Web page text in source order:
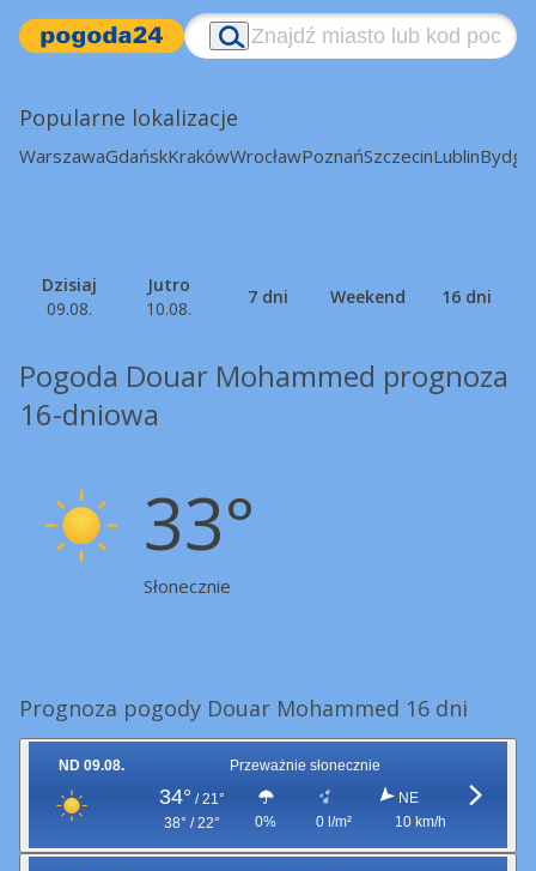
Popularne lokalizacje
WarszawaGdańskKrakówWrocławPoznańSzczecinLublin
Dzisiaj
09.08.
Jutro
10.08.
7 dni Weekend 16 dni
Pogoda Douar Mohammed prognoza
16-dniowa
33°
Słonecznie
Prognoza pogody Douar Mohammed 16 dni
ND 09.08. Przeważnie słonecznie
34° / 21°
38° / 22°
0% 0 l/m²
NE
10 km/h